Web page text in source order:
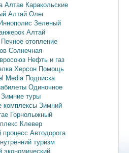
Алтае Каракольские
Алтай Олег
Зеленый
Алтай
Печное отопление
Солнечная
Нефть и газ
Херсон Помощь
Media Подписка
Одиночное
Зимние туры
комплексы Зимний
Горнолыжный
Клевер
Автодорога
туризм
экономический